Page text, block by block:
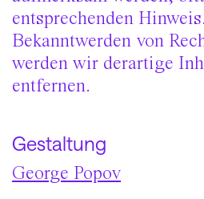
entsprechenden
Bekanntwerden von
werden wir derartige
entfernen.
Gestaltung
George Popov